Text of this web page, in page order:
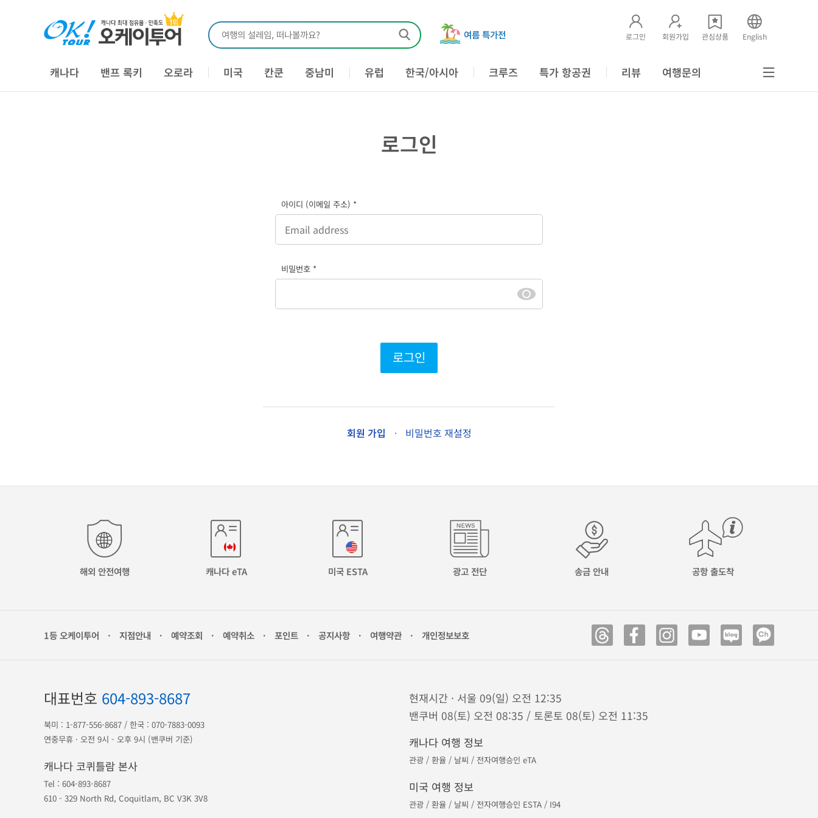
여행의 설레임, 떠나볼까요? 여름 특가전 로그인 회원가입 관심상품 English
캐나다 밴프 록키 오로라 미국 칸쿤 중남미 유럽 한국/아시아 크루즈 특가 항공권 리뷰 여행문의
로그인
아이디 (이메일 주소) *
비밀번호 *
로그인
회원 가입 · 비밀번호 재설정
해외 안전여행 캐나다 eTA 미국 ESTA 광고 전단 송금 안내 공항 출도착
1등 오케이투어 · 지점안내 · 예약조회 · 예약취소 · 포인트 · 공지사항 · 여행약관 · 개인정보보호
대표번호 604-893-8687
북미 : 1-877-556-8687 / 한국 : 070-7883-0093
연중무휴 · 오전 9시 - 오후 9시 (밴쿠버 기준)
캐나다 코퀴틀람 본사
Tel : 604-893-8687
610 - 329 North Rd, Coquitlam, BC V3K 3V8
현재시간 · 서울 09(일) 오전 12:35
밴쿠버 08(토) 오전 08:35 / 토론토 08(토) 오전 11:35
캐나다 여행 정보
관광 / 환율 / 날씨 / 전자여행승인 eTA
미국 여행 정보
관광 / 환율 / 날씨 / 전자여행승인 ESTA / I94